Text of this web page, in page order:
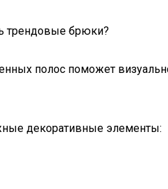
трендовые брюки?
полос поможет
декоративные элементы: